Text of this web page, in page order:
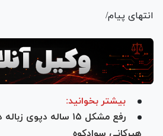
انتهای پیام/
بیشتر بخوانید:
رفع مشکل ۱۵ ساله دپوی